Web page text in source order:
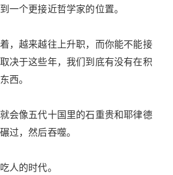
一个更接近哲学家的位置。
，越来越往上升职，而你能不能接
决于这些年，我们到底有没有在积
西。
会像五代十国里的石重贵和耶律德
过，然后吞噬。
人的时代。